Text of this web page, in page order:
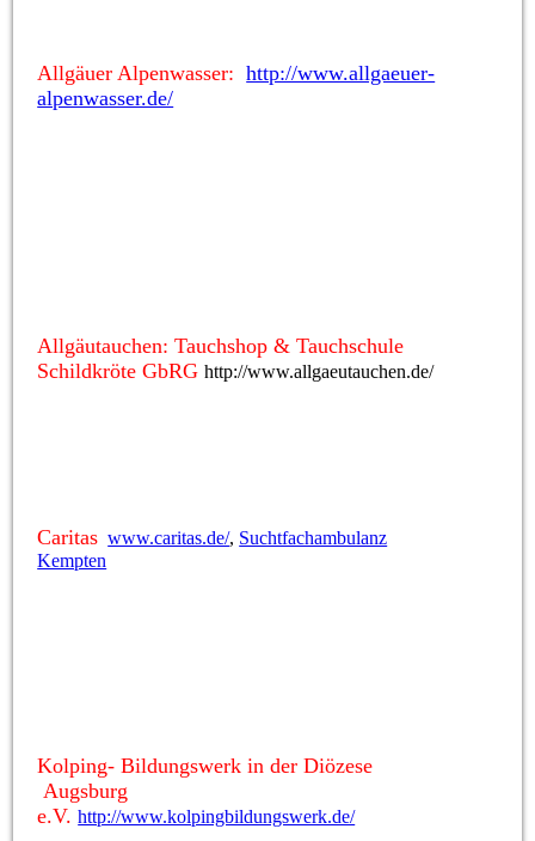
Allgäuer Alpenwasser:http://www.allgaeuer-
alpenwasser.de/
Allgäutauchen: Tauchshop & Tauchschule
Schildkröte GbRGhttp://www.allgaeutauchen.de/
Caritas www.caritas.de/, Suchtfachambulanz
Kempten
Kolping- Bildungswerk in der Diözese
Augsburg
e.V.http://www.kolpingbildungswerk.de/